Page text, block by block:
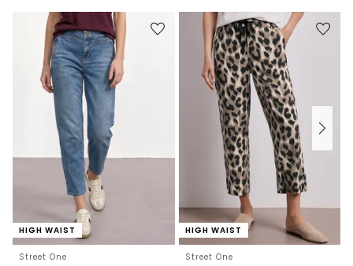
HIGH WAIST
Street One
HIGH WAIST
Street One